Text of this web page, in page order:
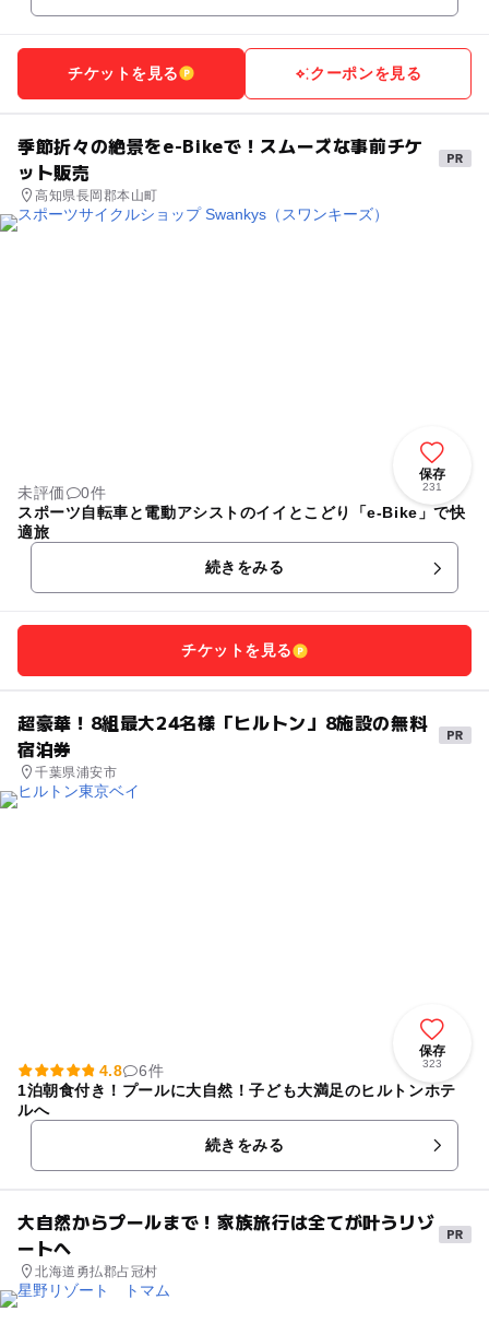
チケットを見る クーポンを見る
季節折々の絶景をe-Bikeで！スムーズな事前チケ
ット販売
高知県長岡郡本山町
保存
231
未評価
0件
スポーツ自転車と電動アシストのイイとこどり「e-Bike」で快
適旅
続きをみる
チケットを見る
超豪華！8組最大24名様「ヒルトン」8施設の無料
宿泊券
千葉県浦安市
保存
323
4.8
6件
1泊朝食付き！プールに大自然！子ども大満足のヒルトンホテ
ルへ
続きをみる
大自然からプールまで！家族旅行は全てが叶うリゾ
ートへ
北海道勇払郡占冠村